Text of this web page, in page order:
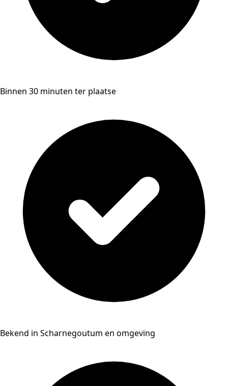
Binnen 30 minuten ter plaatse
Bekend in Scharnegoutum en omgeving